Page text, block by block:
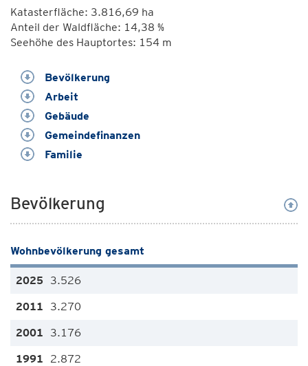
Katasterfläche: 3.816,69 ha
Anteil der Waldfläche: 14,38 %
Seehöhe des Hauptortes: 154 m
Bevölkerung
Arbeit
Gebäude
Gemeindefinanzen
Familie
Bevölkerung
Wohnbevölkerung gesamt
3.526
3.270
3.176
2.872